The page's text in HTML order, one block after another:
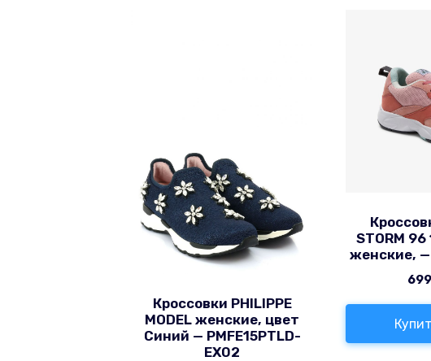
Кроссовки PHILIPPE
MODEL женские, цвет
Синий — PMFE15PTLD-
EX02
STORM 96
женские,